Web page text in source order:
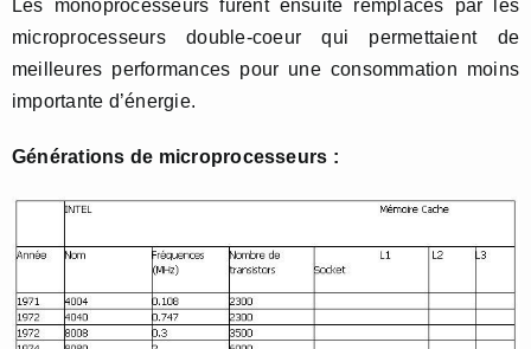
Les monoprocesseurs furent ensuite remplacés par les
microprocesseurs double-coeur qui permettaient de
meilleures performances pour une consommation moins
importante d’énergie.
Générations de microprocesseurs :